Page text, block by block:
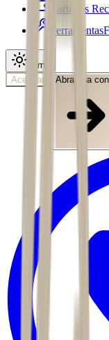
Carteiras
Ferramentas
Tema
Acessar
Abra sua